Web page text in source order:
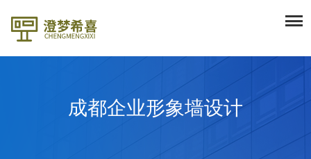
成都企业形象墙设计